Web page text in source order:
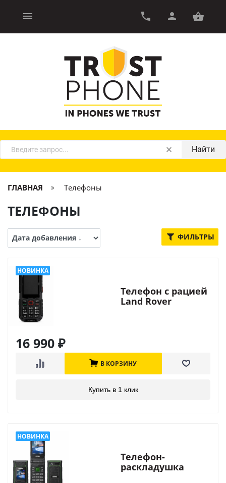
Найти
ГЛАВНАЯ Телефоны
ТЕЛЕФОНЫ
ФИЛЬТРЫ
Телефон с рацией
Land Rover
16 990 ₽
В КОРЗИНУ
Купить в 1 клик
Телефон-
раскладушка